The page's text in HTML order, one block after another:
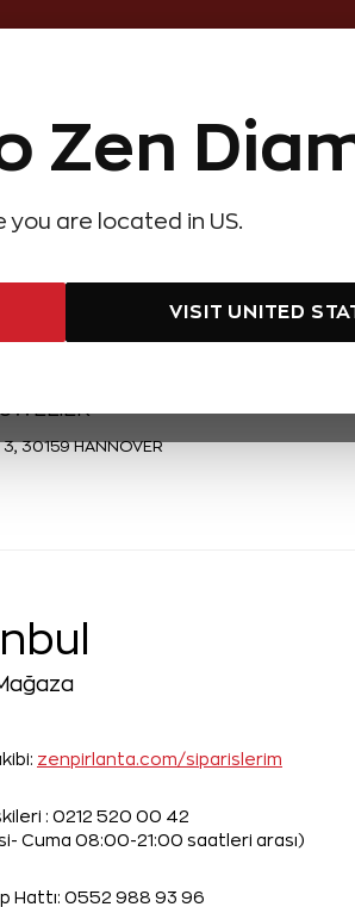
Zen
you are located in US.
VISIT UNITED
Hediye Önerileri Evlilik Teklifi
Satış
3, 30159 HANNOVER
zenpirlanta.com/siparislerim
: 0212 520 00 42
Cuma 08:00-21:00 saatleri arası)
Hattı: 0552 988 93 96